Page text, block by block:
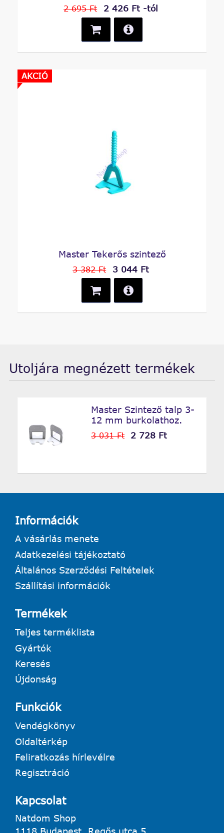
2 695 Ft 2 426 Ft -tól
AKCIÓ
Master Tekerős szintező
3 382 Ft 3 044 Ft
Utoljára megnézett termékek
Master Szintező talp 3-
12 mm burkolathoz.
3 031 Ft 2 728 Ft
Információk
A vásárlás menete
Adatkezelési tájékoztató
Általános Szerződési Feltételek
Szállítási információk
Termékek
Teljes terméklista
Gyártók
Keresés
Újdonság
Funkciók
Vendégkönyv
Oldaltérkép
Feliratkozás hírlevélre
Regisztráció
Kapcsolat
Natdom Shop